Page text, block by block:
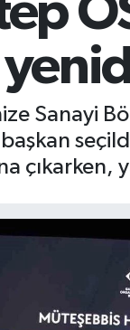
Sanayi